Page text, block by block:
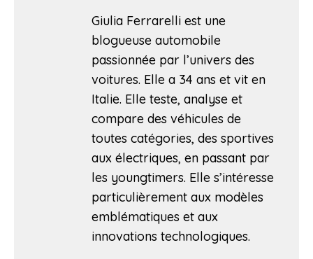
Giulia Ferrarelli est une
blogueuse automobile
passionnée par l’univers des
voitures. Elle a 34 ans et vit en
Italie. Elle teste, analyse et
compare des véhicules de
toutes catégories, des sportives
aux électriques, en passant par
les youngtimers. Elle s’intéresse
particulièrement aux modèles
emblématiques et aux
innovations technologiques.